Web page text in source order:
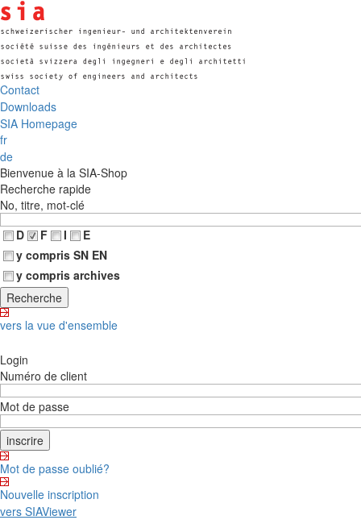
Contact
Downloads
SIA Homepage
fr
de
Bienvenue à la SIA-Shop
Recherche rapide
No, titre, mot-clé
D
F I
E
y compris SN EN
y compris archives
vers la vue d'ensemble
Login
Numéro de client
Mot de passe
Mot de passe oublié?
Nouvelle inscription
vers SIAViewer